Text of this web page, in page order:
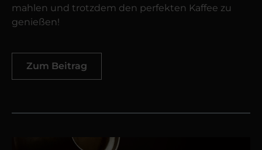
mahlen und trotzdem den perfekten Kaffee zu
genießen!
Zum Beitrag